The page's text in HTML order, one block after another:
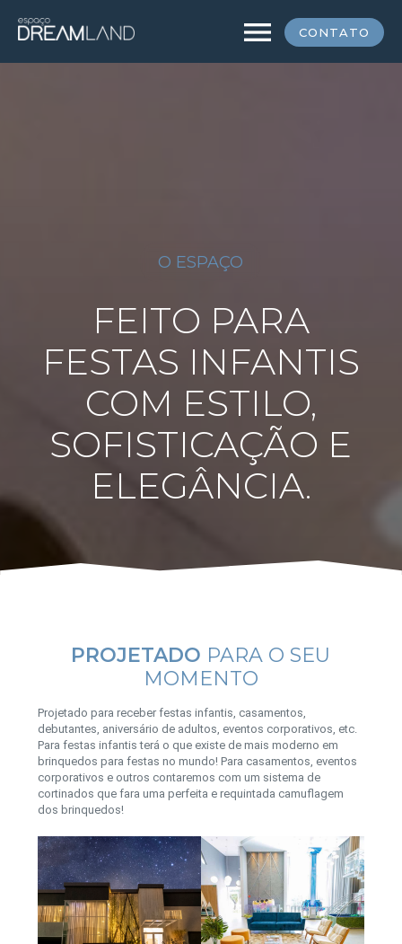
CONTATO
menu
O ESPAÇO
FEITO PARA
FESTAS INFANTIS
COM ESTILO,
SOFISTICAÇÃO E
ELEGÂNCIA.
PROJETADO PARA O SEU
MOMENTO
Projetado para receber festas infantis, casamentos,
debutantes, aniversário de adultos, eventos corporativos, etc.
Para festas infantis terá o que existe de mais moderno em
brinquedos para festas no mundo! Para casamentos, eventos
corporativos e outros contaremos com um sistema de
cortinados que fara uma perfeita e requintada camuflagem
dos brinquedos!